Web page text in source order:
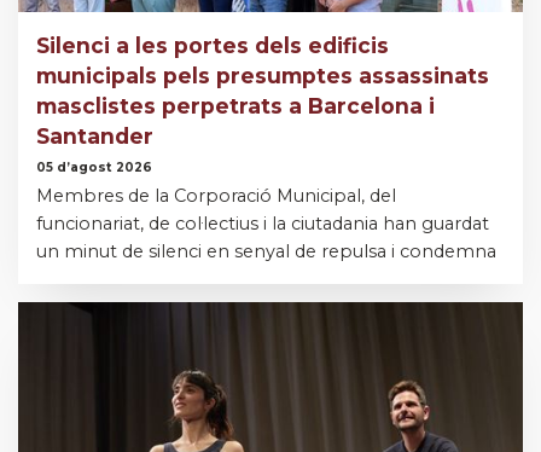
Silenci a les portes dels edificis
municipals pels presumptes assassinats
masclistes perpetrats a Barcelona i
Santander
05 d’agost 2026
Membres de la Corporació Municipal, del
funcionariat, de col·lectius i la ciutadania han guardat
un minut de silenci en senyal de repulsa i condemna